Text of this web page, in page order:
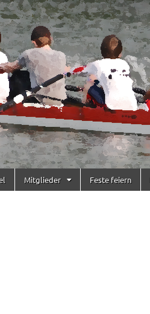
Mitglieder Feste feiern